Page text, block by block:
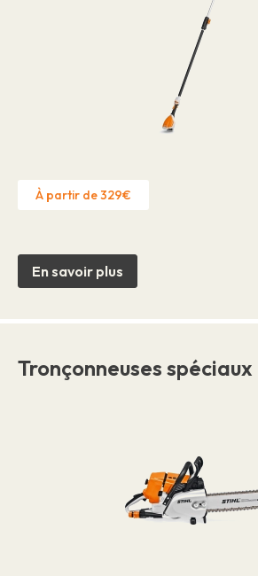
À partir de 329€
En savoir plus
Tronçonneuses spéciaux